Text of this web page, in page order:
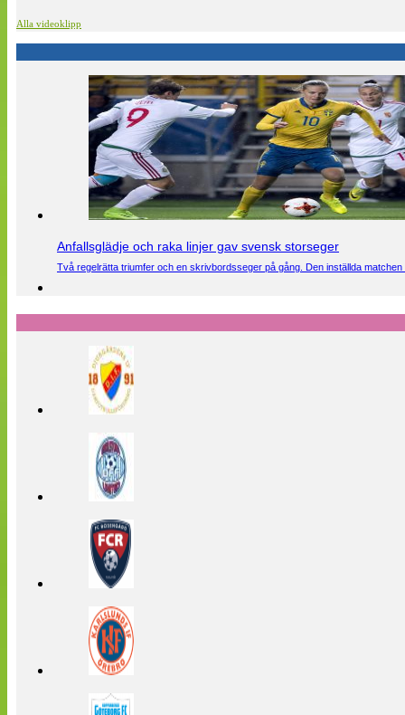
Alla videoklipp
Anfallsglädje och raka linjer gav svensk storseger
Två regelrätta triumfer och en skrivbordsseger på gång. Den inställda